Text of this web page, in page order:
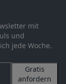
mit
und
jede Woche.
Gratis
anfordern